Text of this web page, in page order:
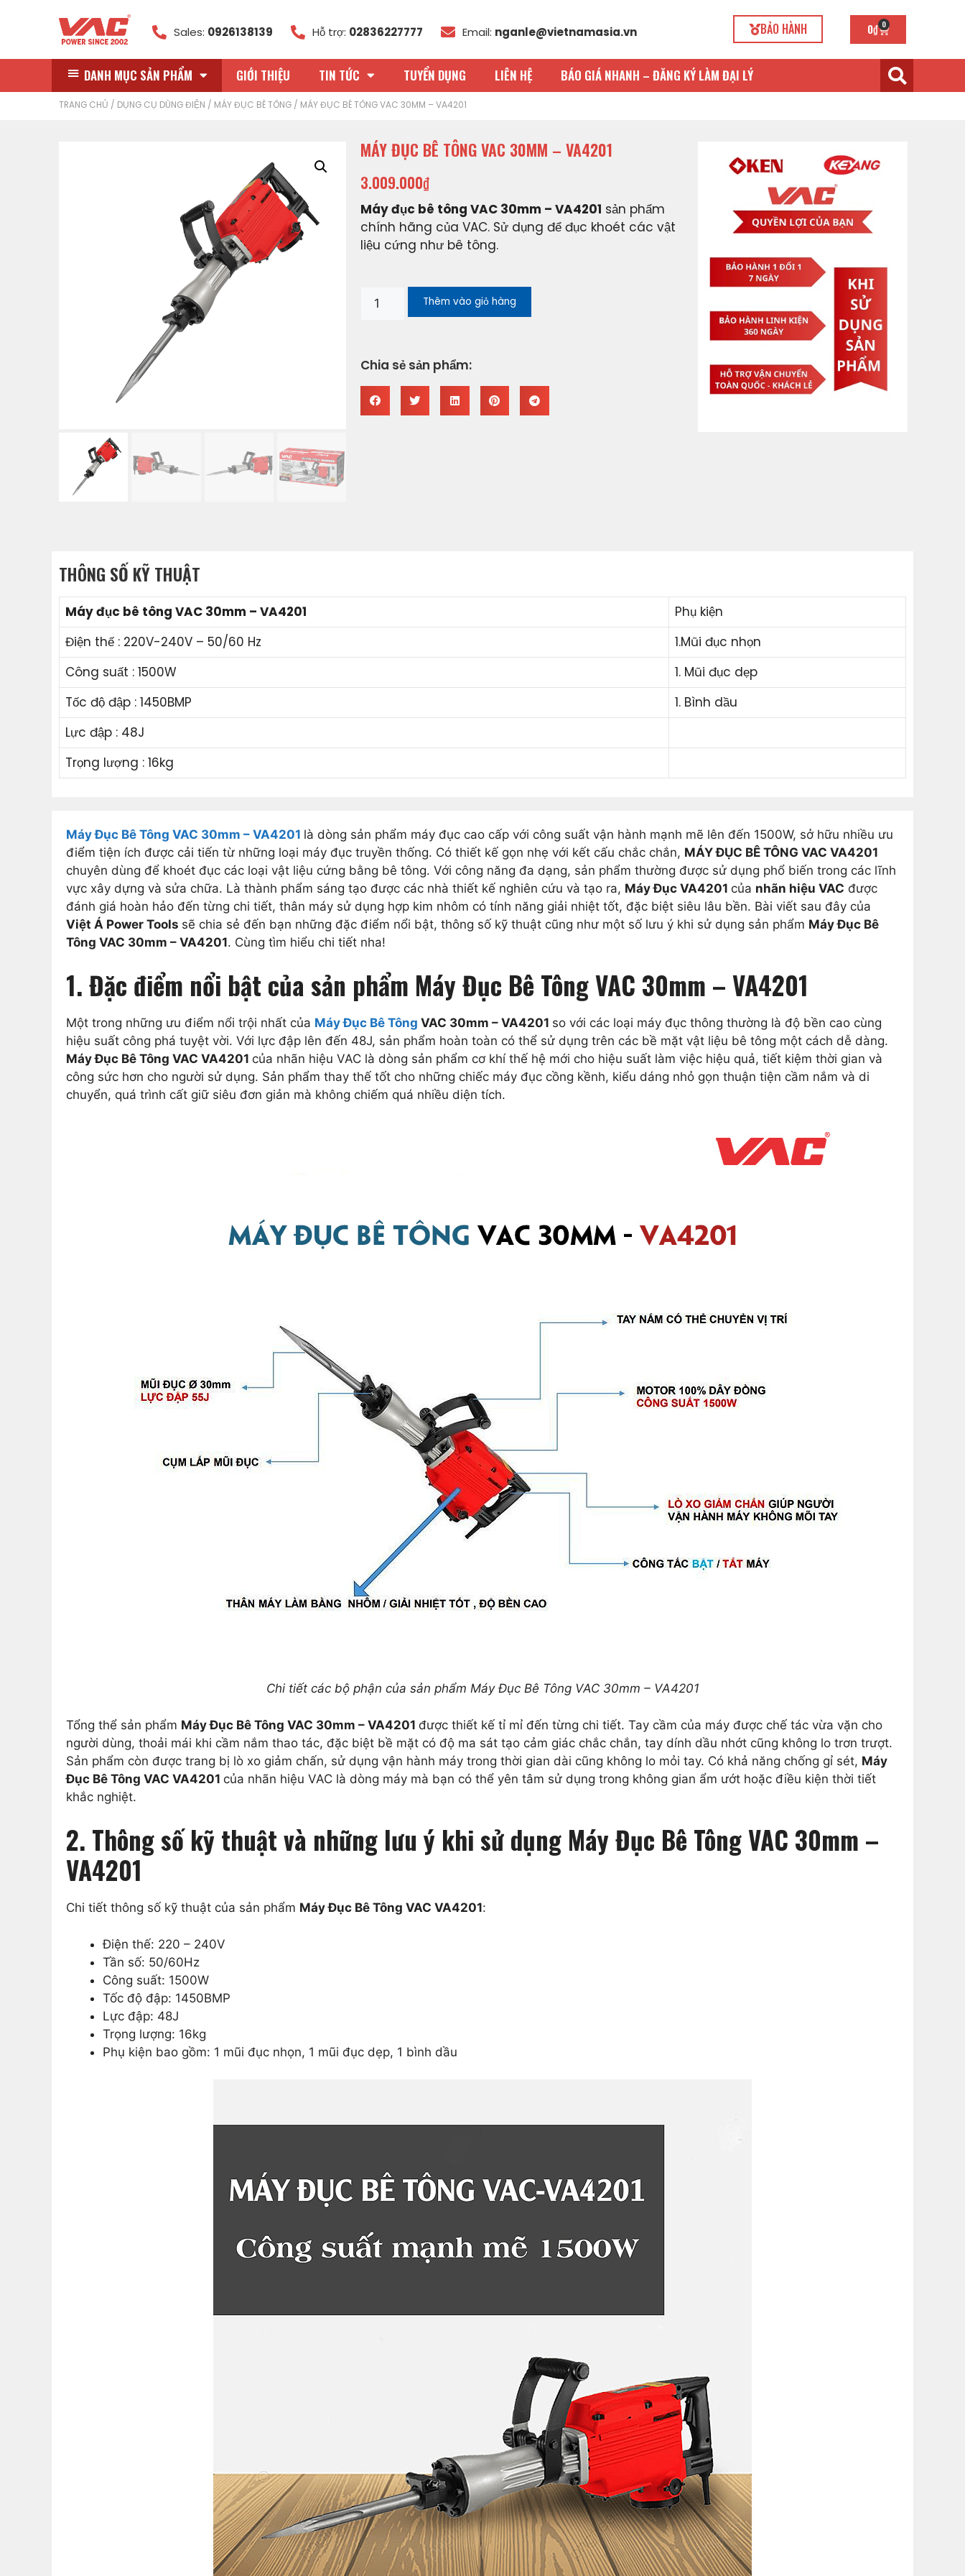
Sales: 0926138139 Hỗ trợ: 02836227777 Email: nganle@vietnamasia.vn BẢO HÀNH 0₫ 0
DANH MỤC SẢN PHẨM GIỚI THIỆU TIN TỨC TUYỂN DỤNG LIÊN HỆ BÁO GIÁ NHANH – ĐĂNG KÝ LÀM ĐẠI LÝ
TRANG CHỦ / DỤNG CỤ DÙNG ĐIỆN / MÁY ĐỤC BÊ TÔNG / MÁY ĐỤC BÊ TÔNG VAC 30MM – VA4201
MÁY ĐỤC BÊ TÔNG VAC 30MM – VA4201
3.009.000₫
Máy đục bê tông VAC 30mm – VA4201 sản phẩm
chính hãng của VAC. Sử dụng để đục khoét các vật
liệu cứng như bê tông.
Thêm vào giỏ hàng
Chia sẻ sản phẩm:
THÔNG SỐ KỸ THUẬT
Máy đục bê tông VAC 30mm – VA4201
Phụ kiện
Điện thế : 220V-240V – 50/60 Hz
1.Mũi đục nhọn
Công suất : 1500W
1. Mũi đục dẹp
Tốc độ đập : 1450BMP
1. Bình dầu
Lực đập : 48J
Trọng lượng : 16kg
Máy Đục Bê Tông VAC 30mm – VA4201 là dòng sản phẩm máy đục cao cấp với công suất vận hành mạnh mẽ lên đến 1500W, sở hữu nhiều ưu
điểm tiện ích được cải tiến từ những loại máy đục truyền thống. Có thiết kế gọn nhẹ với kết cấu chắc chắn, MÁY ĐỤC BÊ TÔNG VAC VA4201
chuyên dùng để khoét đục các loại vật liệu cứng bằng bê tông. Với công năng đa dạng, sản phẩm thường được sử dụng phổ biến trong các lĩnh
vực xây dựng và sửa chữa. Là thành phẩm sáng tạo được các nhà thiết kế nghiên cứu và tạo ra, Máy Đục VA4201 của nhãn hiệu VAC được
đánh giá hoàn hảo đến từng chi tiết, thân máy sử dụng hợp kim nhôm có tính năng giải nhiệt tốt, đặc biệt siêu lâu bền. Bài viết sau đây của
Việt Á Power Tools sẽ chia sẻ đến bạn những đặc điểm nổi bật, thông số kỹ thuật cũng như một số lưu ý khi sử dụng sản phẩm Máy Đục Bê
Tông VAC 30mm – VA4201. Cùng tìm hiểu chi tiết nha!
1. Đặc điểm nổi bật của sản phẩm Máy Đục Bê Tông VAC 30mm – VA4201
Một trong những ưu điểm nổi trội nhất của Máy Đục Bê Tông VAC 30mm – VA4201 so với các loại máy đục thông thường là độ bền cao cùng
hiệu suất công phá tuyệt vời. Với lực đập lên đến 48J, sản phẩm hoàn toàn có thể sử dụng trên các bề mặt vật liệu bê tông một cách dễ dàng.
Máy Đục Bê Tông VAC VA4201 của nhãn hiệu VAC là dòng sản phẩm cơ khí thế hệ mới cho hiệu suất làm việc hiệu quả, tiết kiệm thời gian và
công sức hơn cho người sử dụng. Sản phẩm thay thế tốt cho những chiếc máy đục cồng kềnh, kiểu dáng nhỏ gọn thuận tiện cầm nắm và di
chuyển, quá trình cất giữ siêu đơn giản mà không chiếm quá nhiều diện tích.
Chi tiết các bộ phận của sản phẩm Máy Đục Bê Tông VAC 30mm – VA4201
Tổng thể sản phẩm Máy Đục Bê Tông VAC 30mm – VA4201 được thiết kế tỉ mỉ đến từng chi tiết. Tay cầm của máy được chế tác vừa vặn cho
người dùng, thoải mái khi cầm nắm thao tác, đặc biệt bề mặt có độ ma sát tạo cảm giác chắc chắn, tay dính dầu nhớt cũng không lo trơn trượt.
Sản phẩm còn được trang bị lò xo giảm chấn, sử dụng vận hành máy trong thời gian dài cũng không lo mỏi tay. Có khả năng chống gỉ sét, Máy
Đục Bê Tông VAC VA4201 của nhãn hiệu VAC là dòng máy mà bạn có thể yên tâm sử dụng trong không gian ẩm ướt hoặc điều kiện thời tiết
khắc nghiệt.
2. Thông số kỹ thuật và những lưu ý khi sử dụng Máy Đục Bê Tông VAC 30mm –
VA4201
Chi tiết thông số kỹ thuật của sản phẩm Máy Đục Bê Tông VAC VA4201:
Điện thế: 220 – 240V
Tần số: 50/60Hz
Công suất: 1500W
Tốc độ đập: 1450BMP
Lực đập: 48J
Trọng lượng: 16kg
Phụ kiện bao gồm: 1 mũi đục nhọn, 1 mũi đục dẹp, 1 bình dầu